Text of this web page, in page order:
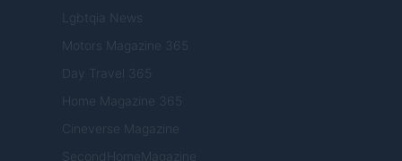
Lgbtqia News
Motors Magazine 365
Day Travel 365
Home Magazine 365
Cineverse Magazine
SecondHomeMagazine